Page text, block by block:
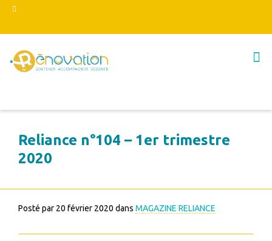
Reliance n°104 – 1er trimestre
2020
Posté par 20 février 2020 dans MAGAZINE RELIANCE